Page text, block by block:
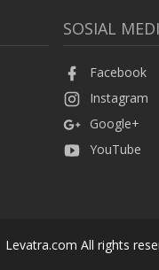
SOSIAL
Facebook
Instagram
Google+
YouTube
All rights